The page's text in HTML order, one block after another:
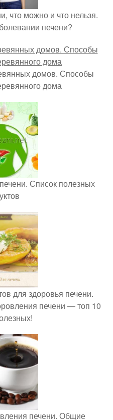
что можно и что нельзя.
печени?
домов. Способы
дома
Список полезных
для здоровья печени.
печени — топ 10
печени. Общие